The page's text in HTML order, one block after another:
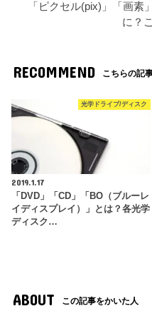
「ピクセル(pix)」「画素
に？
RECOMMEND こちらの記
光学ドライブ/ディスク
2019.1.17
「DVD」「CD」「BO（ブルーレ
イディスプレイ）」とは？各光学
ディスク…
ABOUT この記事をかいた人